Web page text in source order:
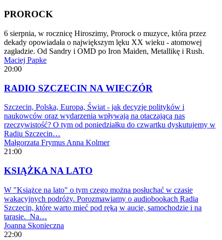
PROROCK
6 sierpnia, w rocznicę Hiroszimy, Prorock o muzyce, która przez
dekady opowiadała o największym lęku XX wieku - atomowej
zagładzie. Od Sandry i OMD po Iron Maiden, Metallikę i Rush.
Maciej Papke
20:00
RADIO SZCZECIN NA WIECZÓR
Szczecin, Polska, Europa, Świat - jak decyzje polityków i
naukowców oraz wydarzenia wpływają na otaczającą nas
rzeczywistość? O tym od poniedziałku do czwartku dyskutujemy w
Radiu Szczecin…
Małgorzata FrymusAnna Kolmer
21:00
KSIĄŻKA NA LATO
W "Książce na lato" o tym czego można posłuchać w czasie
wakacyjnych podróży. Porozmawiamy o audiobookach Radia
Szczecin, które warto mieć pod ręką w aucie, samochodzie i na
tarasie. Na…
Joanna Skonieczna
22:00